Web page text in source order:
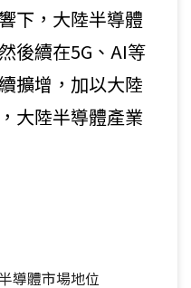
下，大陸半導體
後續在5G、AI等
擴增，加以大陸
大陸半導體產業
導體市場地位